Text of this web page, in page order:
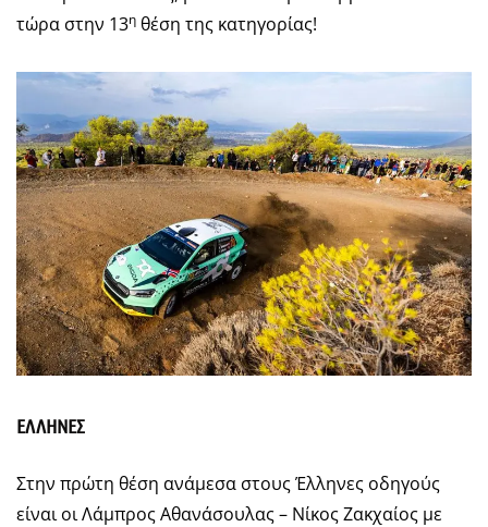
τώρα στην 13η θέση της κατηγορίας!
ΕΛΛΗΝΕΣ
Στην πρώτη θέση ανάμεσα στους Έλληνες οδηγούς
είναι οι Λάμπρος Αθανάσουλας – Νίκος Ζακχαίος με